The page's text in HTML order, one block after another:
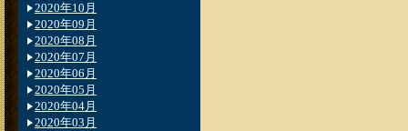
2020年10月
2020年09月
2020年08月
2020年07月
2020年06月
2020年05月
2020年04月
2020年03月